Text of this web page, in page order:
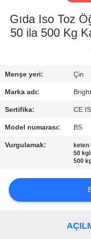
FABRIKA
TURU
KONTROL
BIZIMLE
ILETIŞIME
GEÇIN
VAKALAR
Gıda Iso Toz
50 ila 500 Kg
Menşe yeri: Çin
Marka adı:
Sertifika: CE
Model numarası: BS
Vurgulamak: keten
50
500